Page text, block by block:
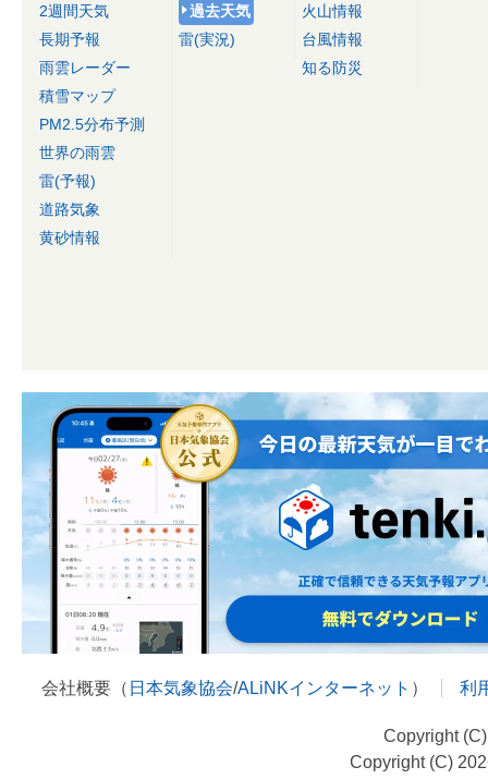
2週間天気
長期予報
雨雲レーダー
積雪マップ
PM2.5分布予測
世界の雨雲
雷(予報)
道路気象
黄砂情報
過去天気
雷(実況)
火山情報
台風情報
知る防災
会社概要（ 日本気象協会/ALiNKインターネット ） 利
Copyright
Copyright (C)